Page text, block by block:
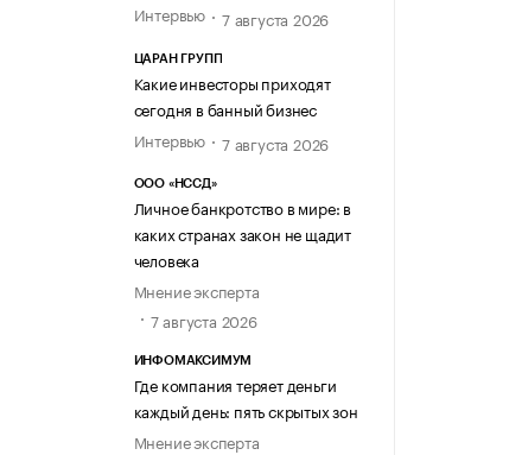
Интервью
7 августа 2026
ЦАРАН ГРУПП
Какие инвесторы приходят
сегодня в банный бизнес
Интервью
7 августа 2026
ООО «НССД»
Личное банкротство в мире: в
каких странах закон не щадит
человека
Мнение эксперта
7 августа 2026
ИНФОМАКСИМУМ
Где компания теряет деньги
каждый день: пять скрытых зон
Мнение эксперта